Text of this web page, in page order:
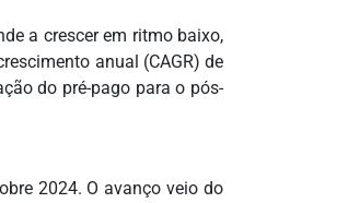
a crescer em ritmo baixo,
anual (CAGR) de
do pré-pago para o pós-
2024. O avanço veio do